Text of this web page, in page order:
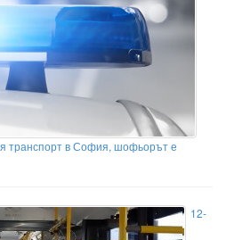
транспорт в София, шофьорът е
12-